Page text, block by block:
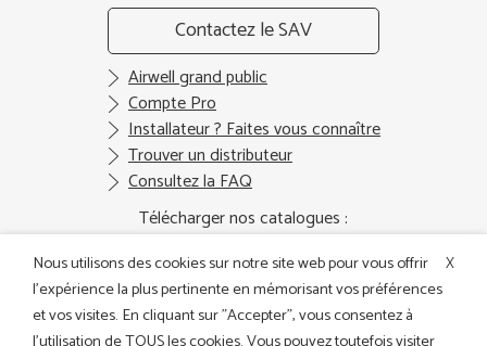
Contactez le SAV
Airwell grand public
Compte Pro
Installateur ? Faites vous connaître
Trouver un distributeur
Consultez la FAQ
Télécharger nos catalogues :
Catalogue DRV
Catalogue
X
Nous utilisons des cookies sur notre site web pour vous offrir
l'expérience la plus pertinente en mémorisant vos préférences
et vos visites. En cliquant sur "Accepter", vous consentez à